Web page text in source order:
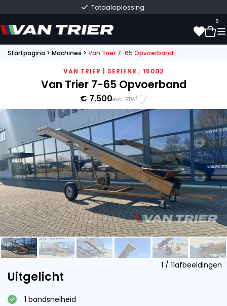
Totaaloplossing
0
Startpagina > Machines > Van Trier 7-65 Opvoerband
VAN TRIER | SERIENR.: 15002
Van Trier 7-65 Opvoerband
€ 7.500excl. BTW
1 / 11afbeeldingen
Uitgelicht
1 bandsnelheid